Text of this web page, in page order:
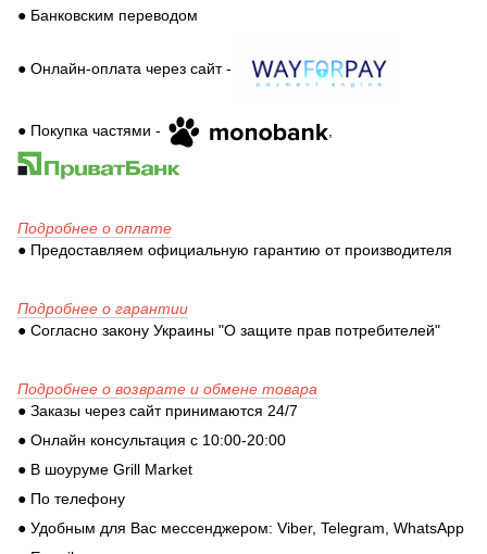
● Банковским переводом
● Онлайн-оплата через сайт -
● Покупка частями -
Подробнее о оплате
● Предоставляем официальную гарантию от производителя
Подробнее о гарантии
● Согласно закону Украины "О защите прав потребителей"
Подробнее о возврате и обмене товара
● Заказы через сайт принимаются 24/7
● Онлайн консультация с 10:00-20:00
● В шоуруме Grill Market
● По телефону
● Удобным для Вас мессенджером: Viber, Telegram, WhatsApp